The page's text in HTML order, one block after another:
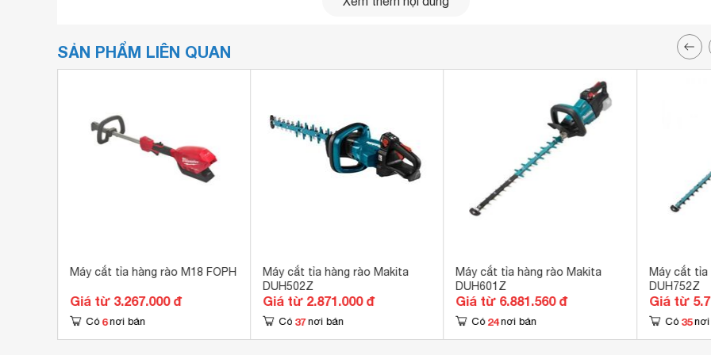
SẢN PHẨM LIÊN QUAN
Máy cắt tỉa hàng rào M18 FOPH
Giá từ 3.267.000 đ
Có 6 nơi bán
Máy cắt tỉa hàng rào Makita
DUH502Z
Giá từ 2.871.000 đ
Có 37 nơi bán
Máy cắt tỉa hàng rào Makita
DUH601Z
Giá từ 6.881.560 đ
Có 24 nơi bán
Máy cắt tỉa
DUH752Z
Giá từ
Có 35 nơi